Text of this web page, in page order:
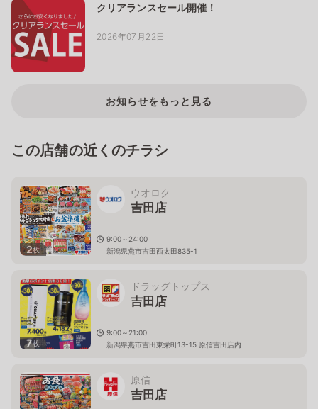
クリアランスセール開催！
2026年07月22日
お知らせをもっと見る
この店舗の近くのチラシ
2枚
ウオロク
吉田店
9:00～24:00
新潟県燕市吉田西太田835-1
7枚
ドラッグトップス
吉田店
9:00～21:00
新潟県燕市吉田東栄町13-15 原信吉田店内
原信
吉田店